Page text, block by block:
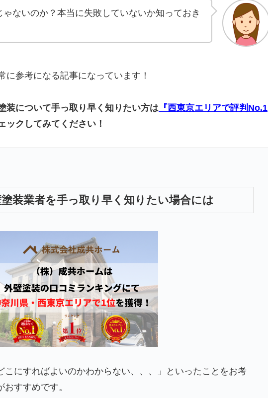
ないのか？本当に失敗していないか知っておき
に参考になる記事になっています！
装について手っ取り早く知りたい方は 『西東京エリアで評判No.1
ックしてみてください！
装業者を手っ取り早く知りたい場合には
こにすればよいのかわからない、、、」といったことをお考
おすすめです。